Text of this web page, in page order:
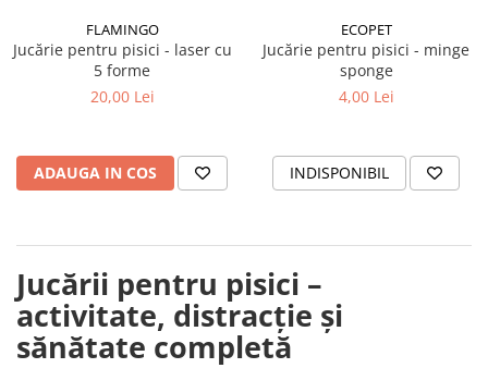
FLAMINGO
Jucărie pentru pisici - laser cu
5 forme
20,00 Lei
ADAUGA IN COS
ECOPET
Jucărie pentru pisici - minge
sponge
4,00 Lei
INDISPONIBIL
Jucării pentru pisici –
activitate, distracție și
sănătate completă